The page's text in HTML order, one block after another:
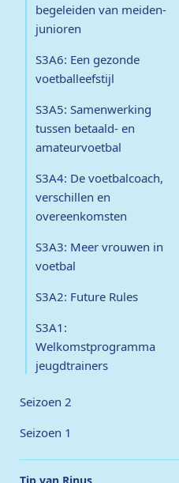
begeleiden van meiden-
junioren
S3A6: Een gezonde
voetballeefstijl
S3A5: Samenwerking
tussen betaald- en
amateurvoetbal
S3A4: De voetbalcoach,
verschillen en
overeenkomsten
S3A3: Meer vrouwen in
voetbal
S3A2: Future Rules
S3A1:
Welkomstprogramma
jeugdtrainers
Seizoen 2
Seizoen 1